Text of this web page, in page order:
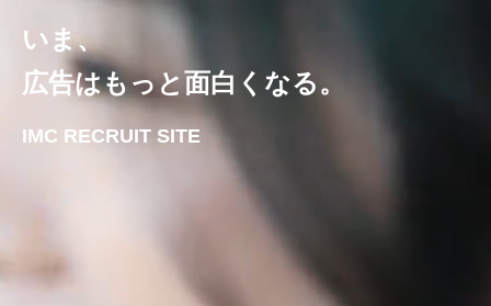
いま、
広告はもっと面白くなる。
IMC RECRUIT SITE